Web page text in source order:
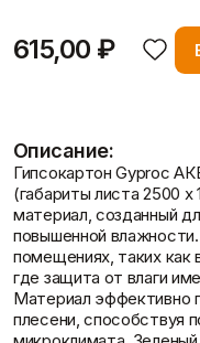
Расходные
материалы
Мешки
Отзывы
615,00 ₽
Описание:
Гипсокартон Gyproc
(габариты листа 2500
материал, созданный
повышенной
помещениях, таких как
где защита от влаги
Материал эффективно
плесени, способствуя